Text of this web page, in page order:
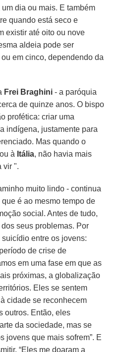
dia ou mais. E também
quando está seco e
existir até oito ou nove
aldeia pode ser
em cinco, dependendo da
Frei Braghini - a paróquia
de quinze anos. O bispo
profética: criar uma
indígena, justamente para
Mas quando o
à Itália, não havia mais
vir ".
muito lindo - continua
que é ao mesmo tempo de
social. Antes de tudo,
seus problemas. Por
entre os jovens:
de crise de
em uma fase em que as
próximas, a globalização
Eles se sentem
cidade se reconhecem
outros. Então, eles
da sociedade, mas se
jovens que mais sofrem”. E
“Eles me doaram a